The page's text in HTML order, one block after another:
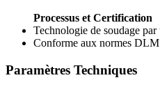
Processus et Certification
Technologie de soudage par
Conforme aux normes
Paramètres Techniques